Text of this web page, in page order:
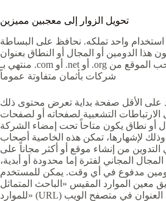
تحويل الزوار إلى معجبين مميزين
واحد تملكه. نحافظ على البساطة
الدومين أو المجال أو النطاق بعنوان
منتهي بـ .com أو .net أو .org مثل ويكيبيديا، ويشتريه صاحب الموقع من
شركات بأثمان متفاوتة عموماً
على الأقل صفحة بداية تعرض محتوى ذلك
الارتباطات التشعبية لصفحاته أو لصفحات
أو نطاق يكون متاحاً تحت إمضاء الشركة
وذلك لإشهارها، تمكن هذه الخاصية أصحاب
التدوين من إنشاء موقع أو أكثر مجاناً على
المجاني لفترة إما محدودة أو أبدية،
مدفوع في أي وقت. يمكن للمستخدم
الموارد المقيس «الباحث المتماثل